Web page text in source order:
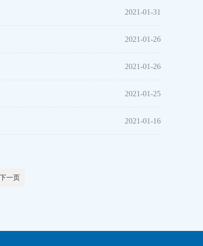
2021-01-31
2021-01-26
2021-01-26
2021-01-25
2021-01-16
下一页